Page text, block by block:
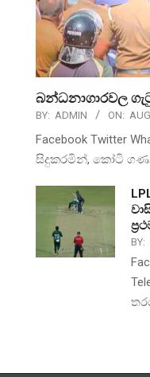
බන්ධනාගාරවල
BY: ADMIN ON:
Facebook Twitter
සිදුකරමින්, කෝටි
BY: